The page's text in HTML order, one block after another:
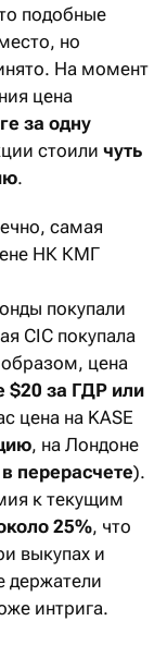
подобные
но
На момент
цена
за одну
стоили чуть
.
самая
НК КМГ
покупали
CIC покупала
цена
$20 за ГДР или
цена на KASE
, на Лондоне
перерасчете).
к текущим
25%, что
выкупах и
держатели
интрига.